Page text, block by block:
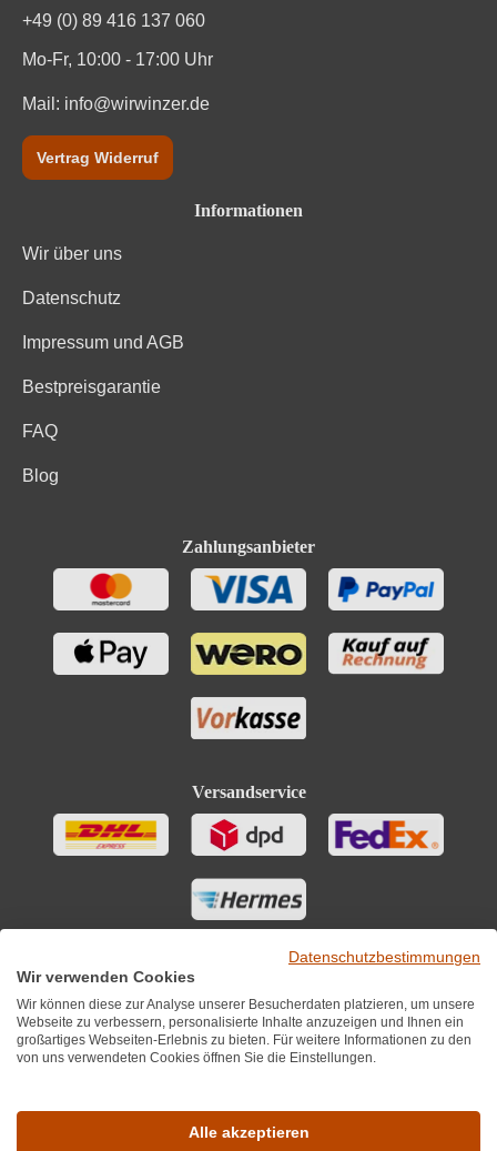
+49 (0) 89 416 137 060
Mo-Fr, 10:00 - 17:00 Uhr
Mail: info@wirwinzer.de
Vertrag Widerruf
Informationen
Wir über uns
Datenschutz
Impressum und AGB
Bestpreisgarantie
FAQ
Blog
Zahlungsanbieter
Versandservice
Datenschutzbestimmungen
Wir verwenden Cookies
Wir können diese zur Analyse unserer Besucherdaten platzieren, um unsere
Webseite zu verbessern, personalisierte Inhalte anzuzeigen und Ihnen ein
großartiges Webseiten-Erlebnis zu bieten. Für weitere Informationen zu den
von uns verwendeten Cookies öffnen Sie die Einstellungen.
Alle akzeptieren